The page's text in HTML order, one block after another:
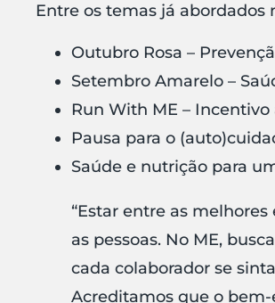
Entre os temas já abordados
Outubro Rosa –
Setembro Amarelo –
Run With ME –
Pausa para o
Saúde e nutrição para
“Estar entre as
as pessoas. No ME,
cada colaborador se
Acreditamos que o